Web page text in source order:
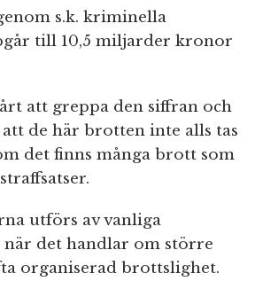
s.k. kriminella
till 10,5 miljarder kronor
att greppa den siffran och
de här brotten inte alls tas
det finns många brott som
utförs av vanliga
när det handlar om större
organiserad brottslighet.